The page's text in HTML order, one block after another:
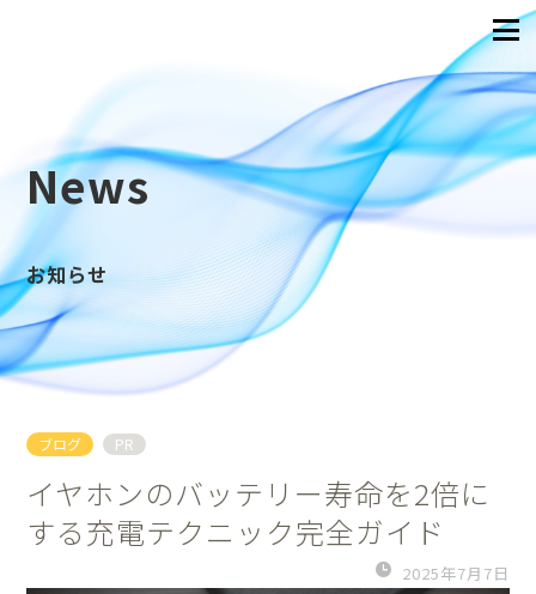
News
お知らせ
ブログ PR
イヤホンのバッテリー寿命を2倍に
する充電テクニック完全ガイド
2025年7月7日